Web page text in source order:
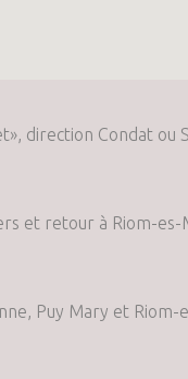
direction Condat ou
et retour à Riom-
Puy Mary et Riom-